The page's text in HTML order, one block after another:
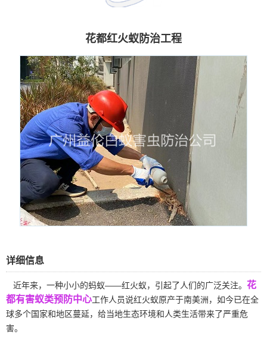
花都红火蚁防治工程
详细信息
近年来，一种小小的蚂蚁——红火蚁，引起了人们的广泛关注。 花
都有害蚁类预防中心工作人员说红火蚁原产于南美洲，如今已在全
球多个国家和地区蔓延，给当地生态环境和人类生活带来了严重危
害。